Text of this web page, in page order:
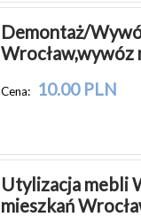
Demontaż/
Wrocław,wywóz
Cena: 10.00 PLN
Utylizacja mebli
mieszkań